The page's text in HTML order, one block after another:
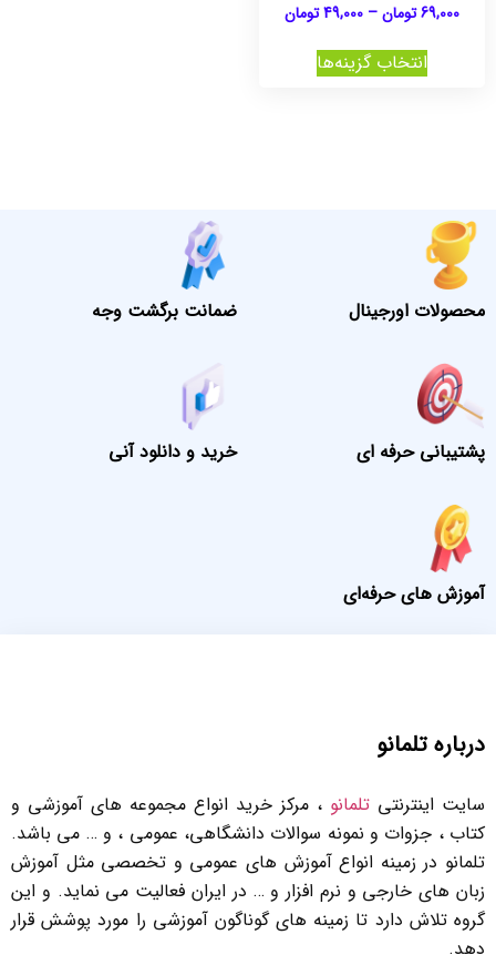
نمره
5.00
69,000تومان–
49,000تومان
انتخاب گزینه‌ها
محصولات اورجینال ضمانت برگشت وجه
پشتیبانی حرفه ای خرید و دانلود آنی
آموزش های حرفه‌ای
درباره تلمانو
سایت اینترنتی تلمانو ، مرکز خرید انواع مجموعه های آموزشی و
کتاب ، جزوات و نمونه سوالات دانشگاهی، عمومی ، و … می باشد.
تلمانو در زمینه انواع آموزش های عمومی و تخصصی مثل آموزش
زبان های خارجی و نرم افزار و … در ایران فعالیت می نماید. و این
گروه تلاش دارد تا زمینه های گوناگون آموزشی را مورد پوشش قرار
دهد.